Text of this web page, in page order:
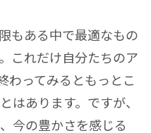
もある中で最適なもの
これだけ自分たちのア
わってみるともっとこ
はあります。ですが、
今の豊かさを感じる